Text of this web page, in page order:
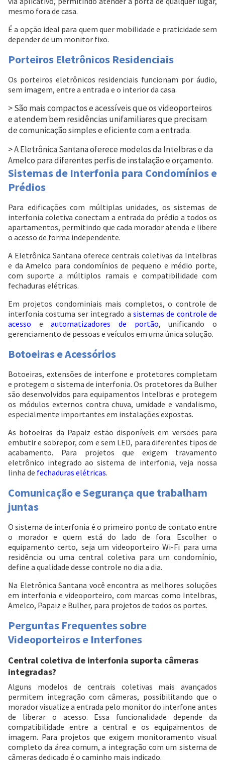
mesmo fora de casa.
É a opção ideal para quem quer mobilidade e praticidade sem
depender de um monitor fixo.
Porteiros Eletrônicos Residenciais
Os porteiros eletrônicos residenciais funcionam por áudio,
sem imagem, entre a entrada e o interior da casa.
> São mais compactos e acessíveis que os videoporteiros
e atendem bem residências unifamiliares que precisam
de comunicação simples e eficiente com a entrada.
> A Eletrônica Santana oferece modelos da Intelbras e da
Amelco para diferentes perfis de instalação e orçamento.
Sistemas de Interfonia para Condomínios e
Prédios
Para edificações com múltiplas unidades, os sistemas de
interfonia coletiva conectam a entrada do prédio a todos os
apartamentos, permitindo que cada morador atenda e libere
o acesso de forma independente.
A Eletrônica Santana oferece centrais coletivas da Intelbras
e da Amelco para condomínios de pequeno e médio porte,
com suporte a múltiplos ramais e compatibilidade com
fechaduras elétricas.
Em projetos condominiais mais completos, o controle de
interfonia costuma ser integrado a sistemas de controle de
acesso eautomatizadores de portão, unificando o
gerenciamento de pessoas e veículos em uma única solução.
Botoeiras e Acessórios
Botoeiras, extensões de interfone e protetores completam
e protegem o sistema de interfonia. Os protetores da Bulher
são desenvolvidos para equipamentos Intelbras e protegem
os módulos externos contra chuva, umidade e vandalismo,
especialmente importantes em instalações expostas.
As botoeiras da Papaiz estão disponíveis em versões para
embutir e sobrepor, com e sem LED, para diferentes tipos de
acabamento. Para projetos que exigem travamento
eletrônico integrado ao sistema de interfonia, veja nossa
linha de fechaduras elétricas.
Comunicação e Segurança que trabalham
juntas
O sistema de interfonia é o primeiro ponto de contato entre
o morador e quem está do lado de fora. Escolher o
equipamento certo, seja um videoporteiro Wi-Fi para uma
residência ou uma central coletiva para um condomínio,
define a qualidade desse controle no dia a dia.
Na Eletrônica Santana você encontra as melhores soluções
em interfonia e videoporteiro, com marcas como Intelbras,
Amelco, Papaiz e Bulher, para projetos de todos os portes.
Perguntas Frequentes sobre
Videoporteiros e Interfones
Central coletiva de interfonia suporta câmeras
integradas?
Alguns modelos de centrais coletivas mais avançados
permitem integração com câmeras, possibilitando que o
morador visualize a entrada pelo monitor do interfone antes
de liberar o acesso. Essa funcionalidade depende da
compatibilidade entre a central e os equipamentos de
imagem. Para projetos que exigem monitoramento visual
completo da área comum, a integração com um sistema de
câmeras dedicado é o caminho mais indicado.